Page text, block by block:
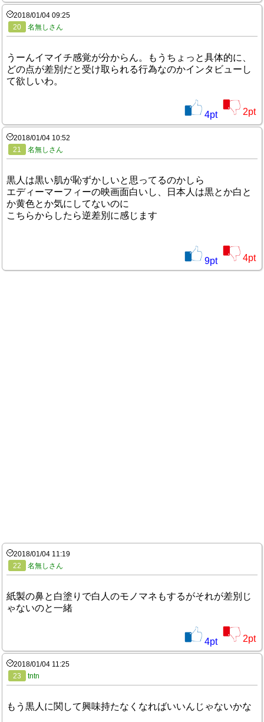
2018/01/04 09:25
20
名無しさん
うーんイマイチ感覚が分からん。もうちょっと具体的に、
どの点が差別だと受け取られる行為なのかインタビューし
て欲しいわ。
4pt 2pt
2018/01/04 10:52
21
名無しさん
黒人は黒い肌が恥ずかしいと思ってるのかしら
エディーマーフィーの映画面白いし、日本人は黒とか白と
か黄色とか気にしてないのに
こちらからしたら逆差別に感じます
9pt 4pt
2018/01/04 11:19
22
名無しさん
紙製の鼻と白塗りで白人のモノマネもするがそれが差別じ
ゃないのと一緒
4pt 2pt
2018/01/04 11:25
23
tntn
もう黒人に関して興味持たなくなればいいんじゃないかな